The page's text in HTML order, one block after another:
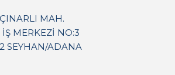
MAH.
MERKEZİ NO:3
SEYHAN/ADANA